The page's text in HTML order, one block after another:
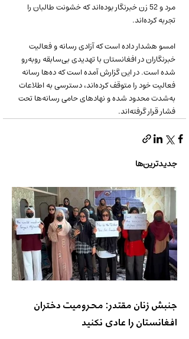
مرد و 52 زن خبرنگار بوده‌اند که خشونت طالبان را
تجربه کرده‌اند.
امسو هشدار داده است که آزادی رسانه و فعالیت
خبرنگاران در افغانستان با تهدیدی بی‌سابقه روبه‌رو
شده است. در این گزارش آمده است که ده‌ها رسانه
فعالیت خود را متوقف کرده‌اند، دسترسی به اطلاعات
به‌شدت محدود شده و نهادهای حامی رسانه‌ها تحت
فشار قرار گرفته‌اند.
جدیدترین‌ها
جنبش زنان مقتدر: محرومیت دختران
افغانستان را عادی نکنید